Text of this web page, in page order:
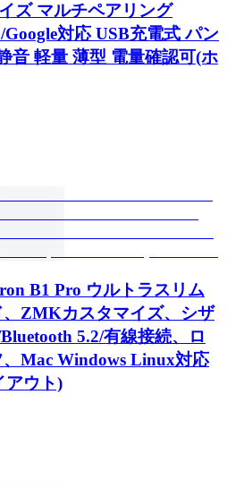
ズ マルチペアリング
対応 USB充電式 パン
音 軽量 薄型 電量確認可(ホ
B1 Pro ウルトラスリム
ZMKカスタマイズ、シザ
5.2/有線接続、ロ
Mac Windows Linux対応
アウト)